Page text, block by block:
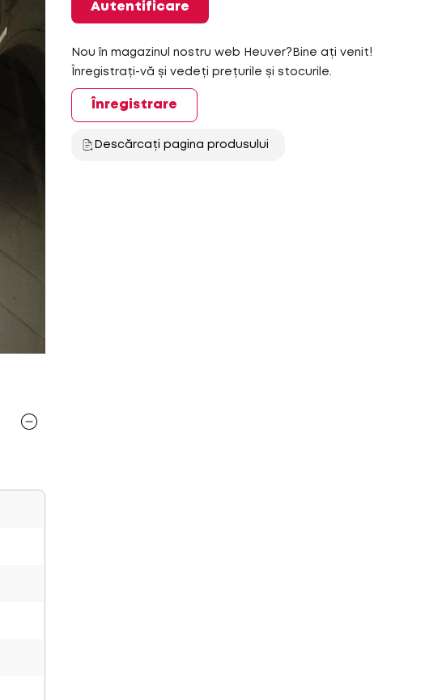
Autentificare
Nou în magazinul nostru web Heuver?Bine ați venit!
Înregistrați-vă și vedeți prețurile și stocurile.
Înregistrare
Descărcați pagina produsului